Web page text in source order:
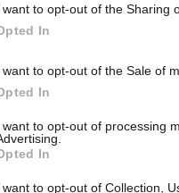
want to opt-out of the Sharing
In
want to opt-out of the Sale of
In
want to opt-out of processing
In
want to opt-out of Collection,
ci riferiamo a